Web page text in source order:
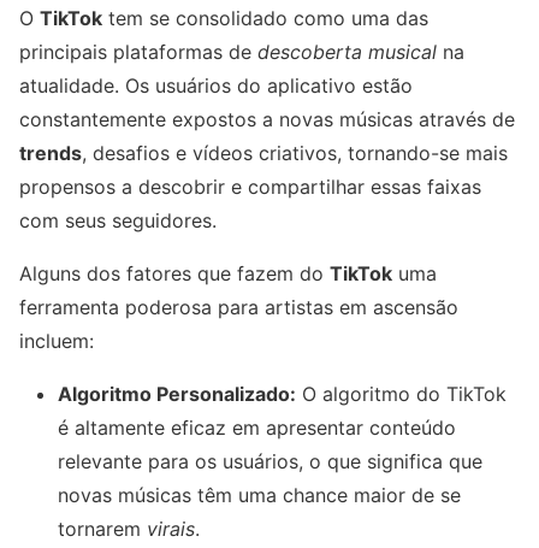
O TikTok tem se consolidado como uma das
principais plataformas de descoberta musical na
atualidade. Os usuários do aplicativo estão
constantemente expostos a novas músicas através de
trends, desafios e vídeos criativos, tornando-se mais
propensos a descobrir e compartilhar essas faixas
com seus seguidores.
Alguns dos fatores que fazem do TikTok uma
ferramenta poderosa para artistas em ascensão
incluem:
Algoritmo Personalizado: O algoritmo do TikTok
é altamente eficaz em apresentar conteúdo
relevante para os usuários, o que significa que
novas músicas têm uma chance maior de se
tornarem virais.